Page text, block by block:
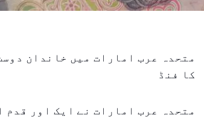
متحدہ عرب امارات میں خاندان
کا فنڈ
متحدہ عرب امارات نے ایک اور